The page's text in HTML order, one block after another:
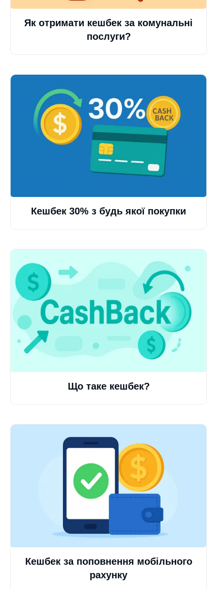
Як отримати кешбек за комунальні
послуги?
Кешбек 30% з будь якої покупки
Що таке кешбек?
Кешбек за поповнення мобільного
рахунку